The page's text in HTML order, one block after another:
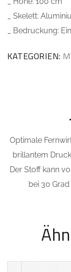
_ Skelett:
_ Bedruckung:
KATEGORIEN:
Optimale
brillantem
Der Stoff kann
bei 30